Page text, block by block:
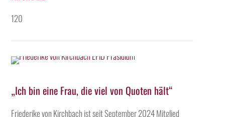
120
„Ich bin eine Frau, die viel von Quoten hält“
Friederike von Kirchbach ist seit September 2024 Mitglied